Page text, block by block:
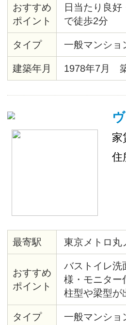
おすすめ
ポイント
日当たり良
で徒歩2分
タイプ 一般マンショ
建築年月 1978年7月
家
住
最寄駅 東京メトロ
おすすめ
ポイント
バストイレ洗
様・モニター
柱型や梁型が
間・熊谷組施
産新宿グラン
タイプ 一般マンショ